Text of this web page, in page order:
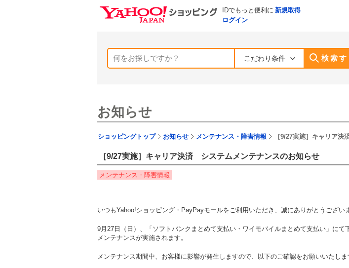
IDでもっと便利に 新規取得
ログイン
こだわり条件 検索す
お知らせ
ショッピングトップ お知らせ メンテナンス・障害情報 ［9/27実施］キャリア
［9/27実施］キャリア決済 システムメンテナンスのお知らせ
メンテナンス・障害情報
いつもYahoo!ショッピング・PayPayモールをご利用いただき、誠にありがとうござい
9月27日（日）、「ソフトバンクまとめて支払い・ワイモバイルまとめて支払い」にて
メンテナンスが実施されます。
メンテナンス期間中、お客様に影響が発生しますので、以下のご確認をお願いいたしま